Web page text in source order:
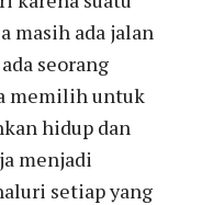
masih ada jalan
seorang
memilih untuk
hidup dan
menjadi
setiap yang